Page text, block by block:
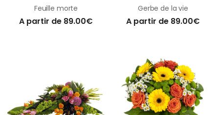
Feuille morte
A partir de 89.00€
Gerbe de la vie
A partir de 89.00€